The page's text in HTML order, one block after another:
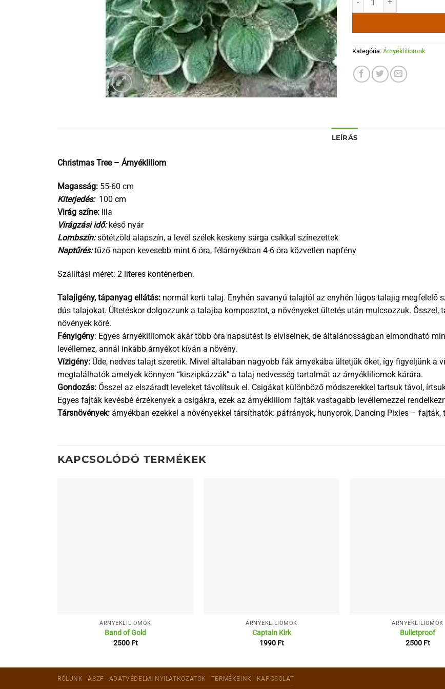
Kategória: Árnyékliliomok
LEÍRÁS
Christmas Tree – Árnyékliliom
Magasság: 55-60 cm
Kiterjedés: 100 cm
Virág színe: lila
Virágzási idő:késő nyár
Lombszín:sötétzöld alapszín, a levél szélek keskeny sárga csíkkal színezettek
Naptűrés:tűző napon kevesebb mint 6 óra, félárnyékban 4-6 óra közvetlen napfény
Szállítási méret: 2 literes konténerben.
Talajigény, tápanyag ellátás: normál kerti talaj. Enyhén savanyú talajtól az enyhén lúgos talajig megfelelő
dús talajokat. Ültetéskor dolgozzunk a talajba komposztot, a növényeket ültetés után mulcsozzuk.
növények köré.
Fényigény: Egyes árnyékliliomok akár több óra napsütést is elviselnek, de általánosságban elmondható
levéllemez, annál inkább árnyékot kíván a növény.
Vízigény: Üde, nedves talajt szeretik. Mivel általában nagyobb fák árnyékába ültetjük őket, így figyeljünk a
megtalálhatók amelyek könnyen “kiszipkázzák” a talaj nedvesség tartalmát az árnyékliliomok kárára.
Gondozás: Ősszel az elszáradt leveleket távolítsuk el. Csigákat különböző módszerekkel tartsuk távol,
Egyes fajták kevésbé érzékenyek a csigákra, ezek az árnyékliliom fajták vastagabb levéllemezzel
Társnövények: árnyékban ezekkel a növényekkel társíthatók: páfrányok, hunyorok, Dancing Pixies – fajták,
KAPCSOLÓDÓ TERMÉKEK
ÁRNYÉKLILIOMOK
Band of Gold
2500 Ft
ÁRNYÉKLILIOMOK
Captain Kirk
1990 Ft
ÁRNYÉKLILIOMOK
Bulletproof
2500 Ft
RÓLUNK ÁSZF ADATVÉDELMI NYILATKOZATOK TERMÉKEINK KAPCSOLAT